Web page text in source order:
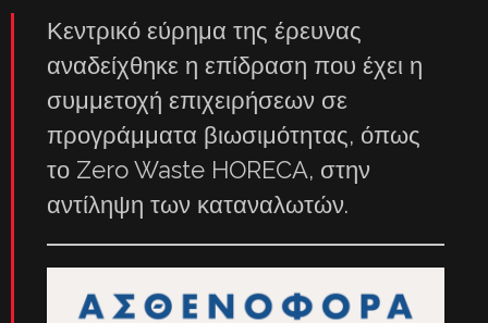
Κεντρικό εύρημα της έρευνας
αναδείχθηκε η επίδραση που έχει η
συμμετοχή επιχειρήσεων σε
προγράμματα βιωσιμότητας, όπως
το Zero Waste HORECA, στην
αντίληψη των καταναλωτών.